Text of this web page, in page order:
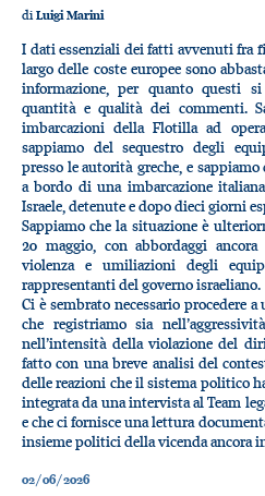
diLuigi Marini
I dati essenziali dei fatti avvenuti fra
largo delle coste europee sono
informazione, per quanto questi
quantità e qualità dei commenti.
imbarcazioni della Flotilla ad
sappiamo del sequestro degli
presso le autorità greche, e
a bordo di una imbarcazione
Israele, detenute e dopo dieci giorni
Sappiamo che la situazione è
20 maggio, con abbordaggi
violenza e umiliazioni degli
rappresentanti del governo israeliano.
Ci è sembrato necessario procedere
che registriamo sia
nell’intensità della violazione del
fatto con una breve analisi del
delle reazioni che il sistema politico
integrata da una intervista al Team
e che ci fornisce una lettura
insieme politici della vicenda ancora
02/06/2026